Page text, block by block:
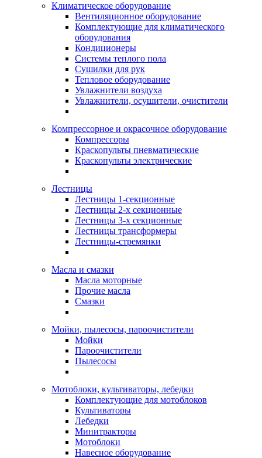
Климатическое оборудование
Вентиляционное оборудование
Комплектующие для климатического
оборудования
Кондиционеры
Системы теплого пола
Сушилки для рук
Тепловое оборудование
Увлажнители воздуха
Увлажнители, осушители, очистители
Компрессорное и окрасочное оборудование
Компрессоры
Краскопульты пневматические
Краскопульты электрические
Лестницы
Лестницы 1-секционные
Лестницы 2-х секционные
Лестницы 3-х секционные
Лестницы трансформеры
Лестницы-стремянки
Масла и смазки
Масла моторные
Прочие масла
Смазки
Мойки, пылесосы, пароочистители
Мойки
Пароочистители
Пылесосы
Мотоблоки, культиваторы, лебедки
Комплектующие для мотоблоков
Культиваторы
Лебедки
Минитракторы
Мотоблоки
Навесное оборудование